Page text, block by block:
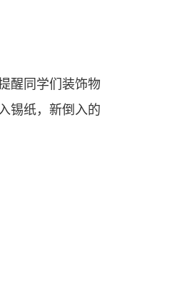
醒同学们装饰物
锡纸，新倒入的